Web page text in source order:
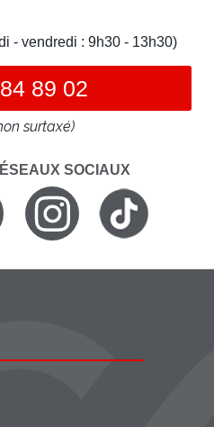
- vendredi : 9h30 - 13h30)
89 02
surtaxé)
SOCIAUX